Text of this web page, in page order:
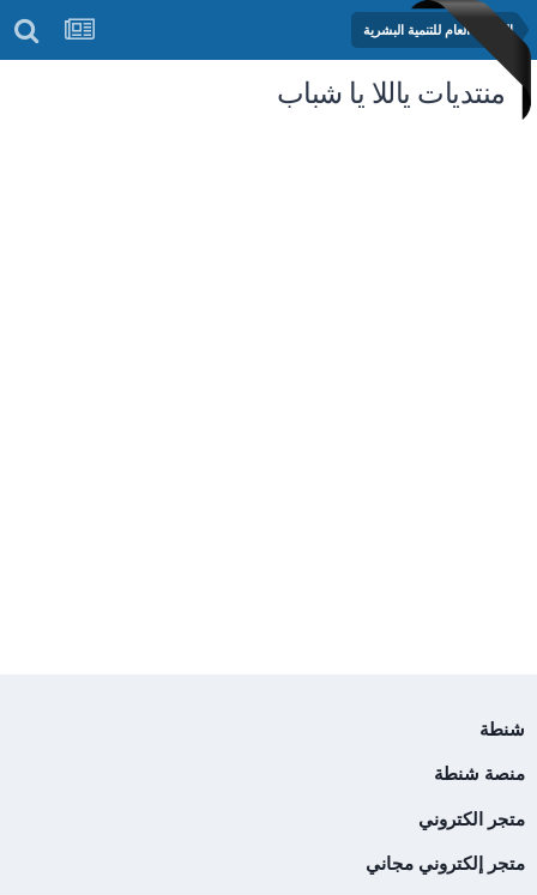
المنتدى العام للتنمية البشرية
منتديات ياللا يا شباب
شنطة
منصة شنطة
متجر الكتروني
متجر إلكتروني مجاني